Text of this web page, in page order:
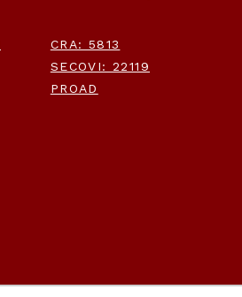
CRA: 5813
SECOVI: 22119
PROAD